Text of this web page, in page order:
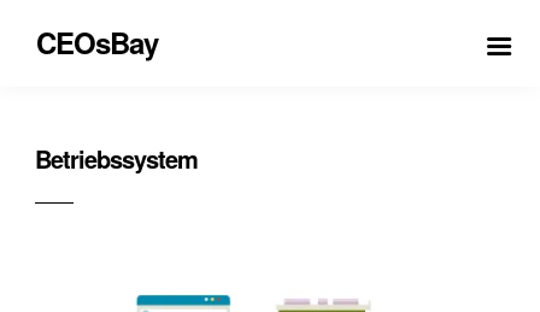
CEOsBay
Betriebssystem